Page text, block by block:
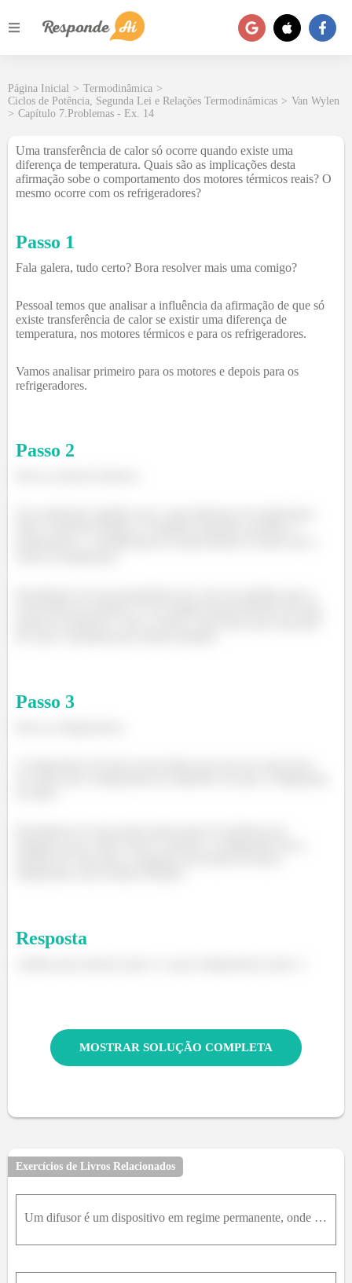
Página Inicial > Termodinâmica >
Ciclos de Potência, Segunda Lei e Relações Termodinâmicas > Van Wylen
> Capítulo 7.Problemas - Ex. 14
Uma transferência de calor só ocorre quando existe uma
diferença de temperatura. Quais são as implicações desta
afirmação sobe o comportamento dos motores térmicos reais? O
mesmo ocorre com os refrigeradores?
Passo 1
Fala galera, tudo certo? Bora resolver mais uma comigo?
Pessoal temos que analisar a influência da afirmação de que só
existe transferência de calor se existir uma diferença de
temperatura, nos motores térmicos e para os refrigeradores.
Vamos analisar primeiro para os motores e depois para os
refrigeradores.
Passo 2
Passo 3
Resposta
MOSTRAR SOLUÇÃO COMPLETA
Exercícios de Livros Relacionados
Um difusor é um dispositivo em regime permanente, onde um fluído a alta velocidade é desacelerado de forma tal que a pressão aumenta o processo. Ar, a 120K P ae30 ° C , entra no difusor com uma veloci